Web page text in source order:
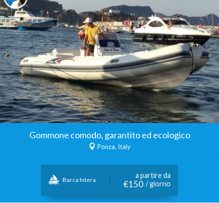
Gommone comodo, garantito ed ecologico
Ponza, Italy
Barca Intera
a partire da
€150 / giorno